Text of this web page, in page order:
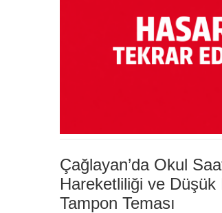
Çağlayan’da Okul
Hareketliliği ve Düşük
Tampon Teması